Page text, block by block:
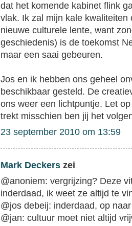
dat het komende kabinet flink
vlak. Ik zal mijn kale
nieuwe culturele lente, want
geschiedenis) is de toekomst
maar een saai gebeuren.
Jos en ik hebben ons geheel
beschikbaar gesteld. De
ons weer een lichtpuntje. Let
trekt misschien ben jij het
23 september 2010 om 13:59
Mark Deckers zei
@anoniem: vergrijzing? Deze
inderdaad, ik weet ze altijd te
@jos debeij: inderdaad, op
@jan: cultuur moet niet altijd